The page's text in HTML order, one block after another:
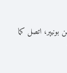
بونيير، اتصل كما